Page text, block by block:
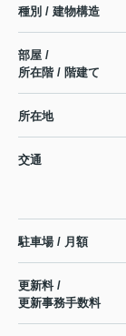
種別 / 建物構造
部屋 /
所在階 / 階建て
所在地
交通
駐車場 / 月額
更新料 /
更新事務手数料